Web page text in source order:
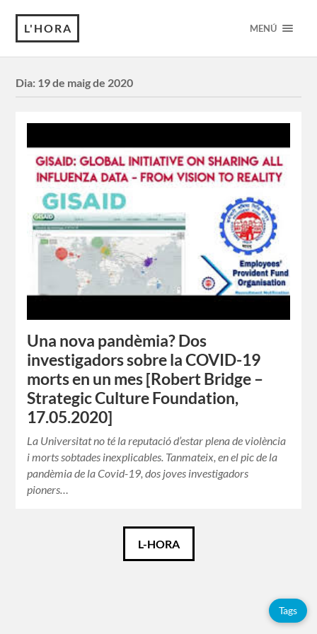
L'HORA MENÚ
Dia: 19 de maig de 2020
Una nova pandèmia? Dos
investigadors sobre la COVID-19
morts en un mes [Robert Bridge –
Strategic Culture Foundation,
17.05.2020]
La Universitat no té la reputació d’estar plena de violència
i morts sobtades inexplicables. Tanmateix, en el pic de la
pandèmia de la Covid-19, dos joves investigadors
pioners…
L-HORA
Tags